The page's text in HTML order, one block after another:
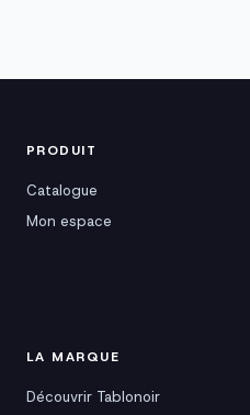
PRODUIT
Catalogue
Mon espace
LA MARQUE
Découvrir Tablonoir